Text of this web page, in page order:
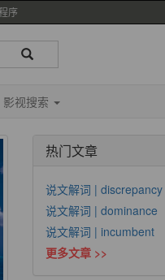
序
影视搜索
热门文章
说文解词 | discrepancy
说文解词 | dominance
说文解词 | incumbent
更多文章 >>